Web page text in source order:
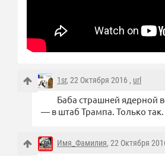
1sr, 22 Октября 2016 , url
Баба страшней ядерной
— в штаб Трампа. Только
Имя_Фамилия, 22 Октября